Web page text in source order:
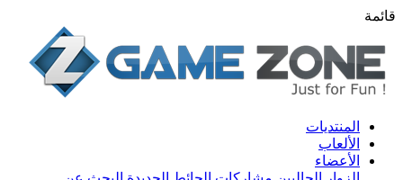
قائمة
المنتديات
الألعاب
الأعضاء